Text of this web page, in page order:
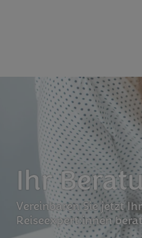
Ihr
Vereinbaren Sie jetzt
Reiseexpert:innen